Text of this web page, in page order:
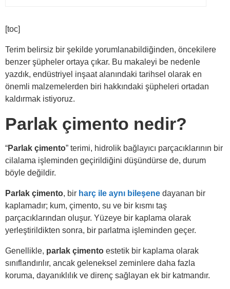
[toc]
Terim belirsiz bir şekilde yorumlanabildiğinden, öncekilere
benzer şüpheler ortaya çıkar. Bu makaleyi be nedenle
yazdık, endüstriyel inşaat alanındaki tarihsel olarak en
önemli malzemelerden biri hakkındaki şüpheleri ortadan
kaldırmak istiyoruz.
Parlak çimento nedir?
“Parlak çimento” terimi, hidrolik bağlayıcı parçacıklarının bir
cilalama işleminden geçirildiğini düşündürse de, durum
böyle değildir.
Parlak çimento, bir harç ile aynı bileşene dayanan bir
kaplamadır; kum, çimento, su ve bir kısmı taş
parçacıklarından oluşur. Yüzeye bir kaplama olarak
yerleştirildikten sonra, bir parlatma işleminden geçer.
Genellikle, parlak çimento estetik bir kaplama olarak
sınıflandırılır, ancak geleneksel zeminlere daha fazla
koruma, dayanıklılık ve direnç sağlayan ek bir katmandır.